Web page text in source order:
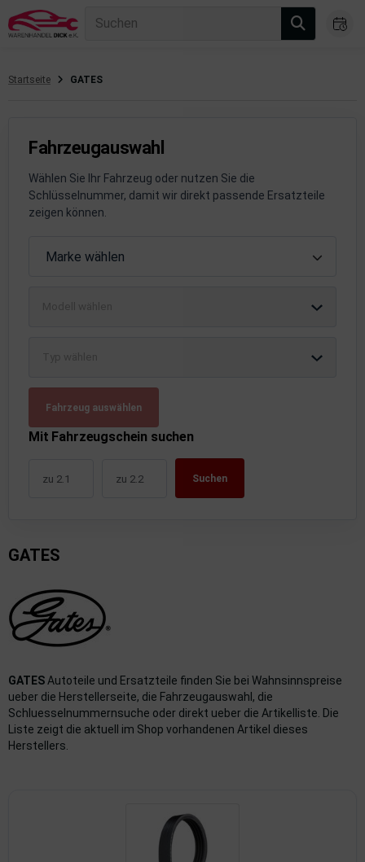
Suchen
Startseite GATES
Fahrzeugauswahl
Wählen Sie Ihr Fahrzeug oder nutzen Sie die
Schlüsselnummer, damit wir direkt passende Ersatzteile
zeigen können.
Marke wählen
Fahrzeug auswählen
Mit Fahrzeugschein suchen
Suchen
GATES
GATES Autoteile und Ersatzteile finden Sie bei Wahnsinnspreise
ueber die Herstellerseite, die Fahrzeugauswahl, die
Schluesselnummernsuche oder direkt ueber die Artikelliste. Die
Liste zeigt die aktuell im Shop vorhandenen Artikel dieses
Herstellers.
Anbauteile
Dämpfung
Lüftung
Kommunikationssysteme